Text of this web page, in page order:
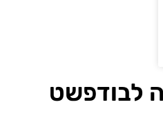
לבודפשט